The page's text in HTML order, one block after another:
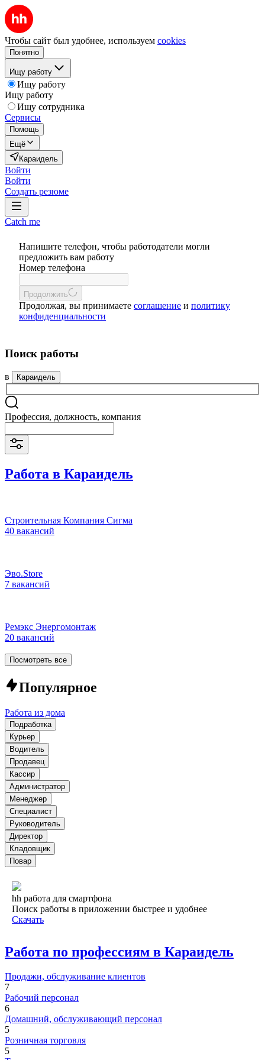
Чтобы сайт был удобнее, используем cookies
Понятно
Ищу работу
Ищу работу
Ищу работу
Ищу сотрудника
Сервисы
Помощь
Ещё
Караидель
Войти
Войти
Создать резюме
Catch me
Напишите телефон, чтобы работодатели могли
предложить вам работу
Номер телефона
Продолжить
Продолжая, вы принимаете соглашение и политику
конфиденциальности
Поиск работы
в Караидель
Профессия, должность, компания
Работа в Караидель
Строительная Компания Сигма
40 вакансий
Эво.Store
7 вакансий
Ремэкс Энергомонтаж
20 вакансий
Посмотреть все
Популярное
Работа из дома
Подработка
Курьер
Водитель
Продавец
Кассир
Администратор
Менеджер
Специалист
Руководитель
Директор
Кладовщик
Повар
hh работа для смартфона
Поиск работы в приложении быстрее и удобнее
Скачать
Работа по профессиям в Караидель
Продажи, обслуживание клиентов
7
Рабочий персонал
6
Домашний, обслуживающий персонал
5
Розничная торговля
5